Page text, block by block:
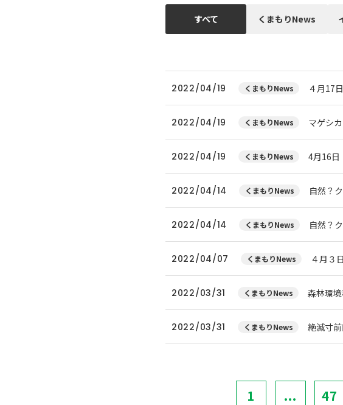
すべて くまもりNews
2022/04/19 くまもりNews ４月17
2022/04/19 くまもりNews マゲシ
2022/04/19 くまもりNews 4月16
2022/04/14 くまもりNews 自然？
2022/04/14 くまもりNews 自然？
2022/04/07 くまもりNews ４月３
2022/03/31 くまもりNews 森林環
2022/03/31 くまもりNews 絶滅寸
1 ... 47